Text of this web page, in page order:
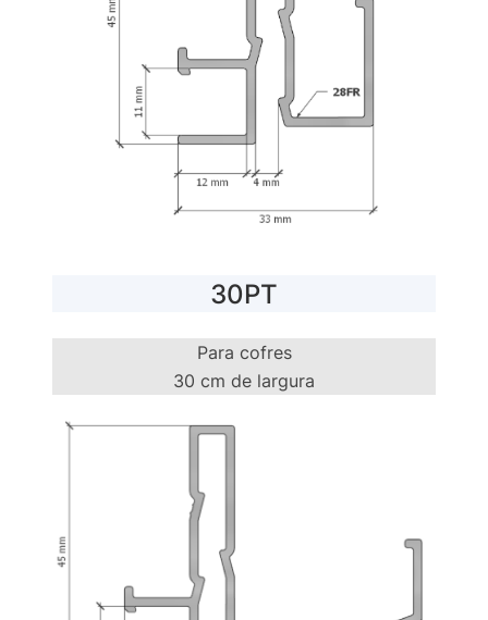
30PT
Para cofres
30 cm de largura